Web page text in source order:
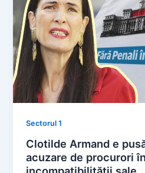
Sectorul 1
Clotilde Armand e
acuzare de procurori